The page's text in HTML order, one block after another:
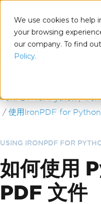
We use cookies to help
your browsing
our company. To find
Policy.
Python
跳至頁尾內容
IronPDF for Python
使用IronPDF for Python
USING IRONPDF FOR
如何使用
PDF 文件